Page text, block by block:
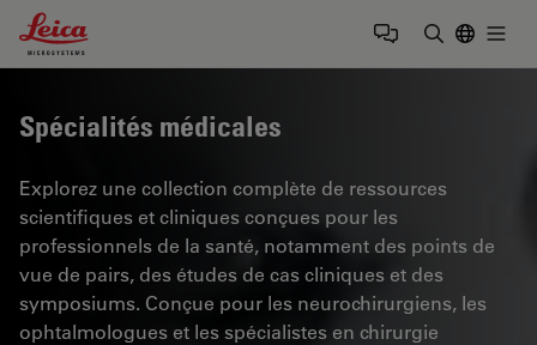
Leica Microsystems Logo
Spécialités médicales
Explorez une collection complète de ressources
scientifiques et cliniques conçues pour les
professionnels de la santé, notamment des points de
vue de pairs, des études de cas cliniques et des
symposiums. Conçue pour les neurochirurgiens, les
ophtalmologues et les spécialistes en chirurgie